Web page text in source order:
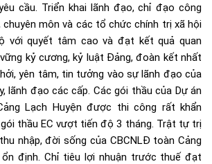
cầu. Triển khai lãnh đạo, chỉ đạo công
chuyên môn và các tổ chức chính trị xã hội
với quyết tâm cao và đạt kết quả quan
kỷ cương, kỷ luật Đảng, đoàn kết nhất
yên tâm, tin tưởng vào sự lãnh đạo của
lãnh đạo các cấp. Các gói thầu của Dự án
Lạch Huyện được thi công rất khẩn
thầu EC vượt tiến độ 3 tháng. Trật tự trị
nhập, đời sống của CBCNLĐ toàn Cảng
định. Chỉ tiêu lợi nhuận trước thuế đạt